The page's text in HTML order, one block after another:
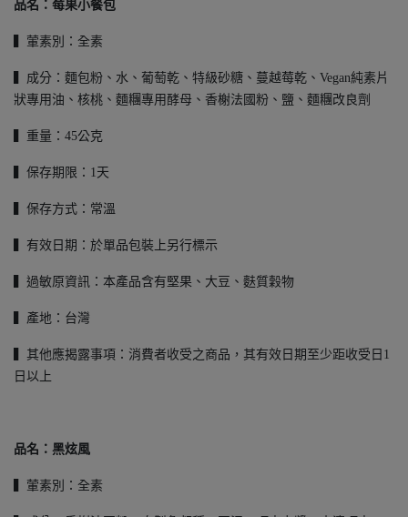
品名： 莓果小餐包
▍葷素別：全素
▍成分：麵包粉、水、葡萄乾、特級砂糖、蔓越莓乾、Vegan純素片
狀專用油、核桃、麵糰專用酵母、香榭法國粉、鹽、麵糰改良劑
▍重量：45公克
▍保存期限：1天
▍保存方式：常溫
▍有效日期：於單品包裝上另行標示
▍過敏原資訊：本產品含有堅果、大豆、麩質穀物
▍產地：台灣
▍其他應揭露事項：消費者收受之商品，其有效日期至少距收受日1
日以上
品名： 黑炫風
▍葷素別：全素